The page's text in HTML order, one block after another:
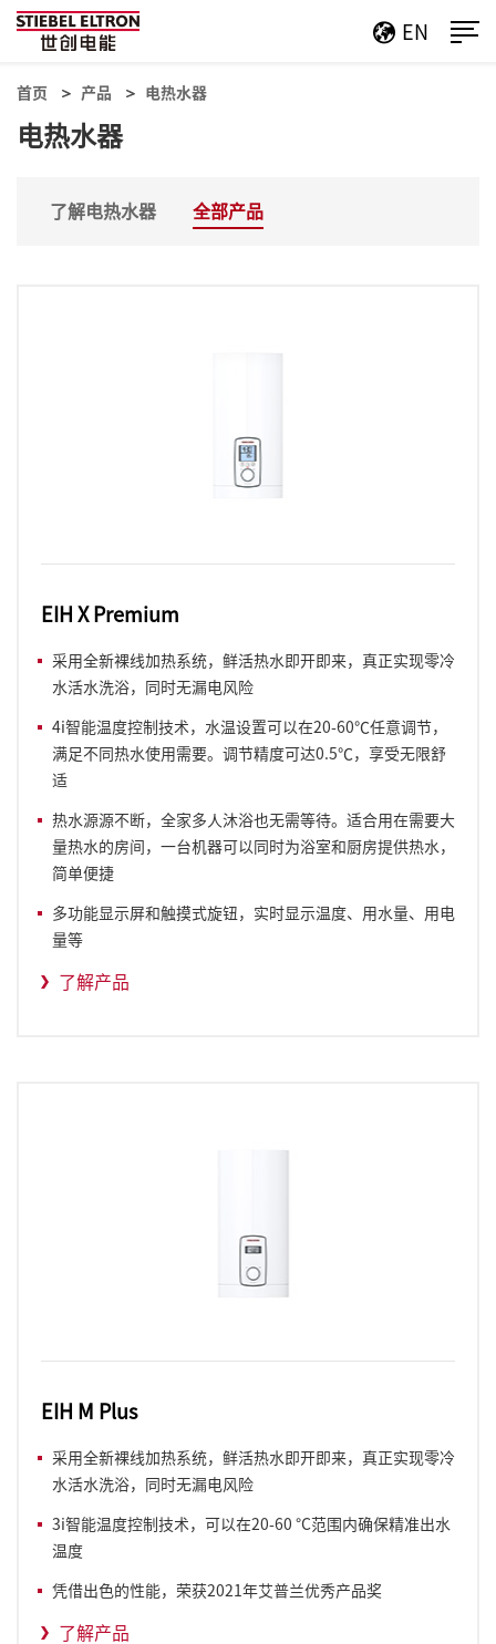
EN
首页 产品 电热水器
电热水器
了解电热水器 全部产品
EIH X Premium
采用全新裸线加热系统，鲜活热水即开即来，真正实现零冷
水活水洗浴，同时无漏电风险
4i智能温度控制技术，水温设置可以在20-60℃任意调节，
满足不同热水使用需要。调节精度可达0.5℃，享受无限舒
适
热水源源不断，全家多人沐浴也无需等待。适合用在需要大
量热水的房间，一台机器可以同时为浴室和厨房提供热水，
简单便捷
多功能显示屏和触摸式旋钮，实时显示温度、用水量、 用电
量等
了解产品
EIH M Plus
采用全新裸线加热系统，鲜活热水即开即来，真正实现零冷
水活水洗浴，同时无漏电风险
3i智能温度控制技术，可以在20-60 °C范围内确保精准出水
温度
凭借出色的性能，荣获2021年艾普兰优秀产品奖
了解产品